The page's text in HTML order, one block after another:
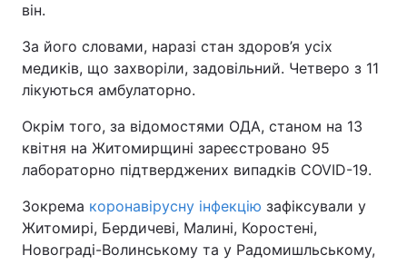
він.
За його словами, наразі стан здоров’я усіх
медиків, що захворіли, задовільний. Четверо з 11
лікуються амбулаторно.
Окрім того, за відомостями ОДА, станом на 13
квітня на Житомирщині зареєстровано 95
лабораторно підтверджених випадків COVID-19.
Зокрема коронавірусну інфекцію зафіксували у
Житомирі, Бердичеві, Малині, Коростені,
Новограді-Волинському та у Радомишльському,